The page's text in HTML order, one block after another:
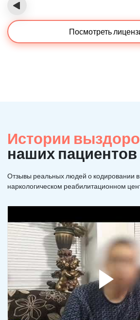
‹
Посмотреть
Истории
наших пациентов
Отзывы реальных людей о кодировании
наркологическом реабилитационном